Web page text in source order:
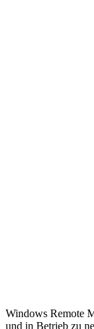
Windows Remote
und in Betrieb zu